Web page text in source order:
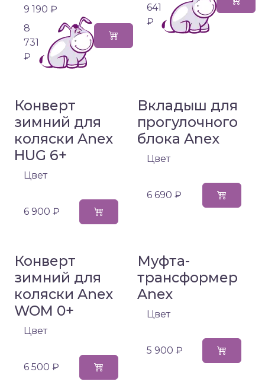
9 190 ₽
8
731
₽
641
₽
Конверт
зимний для
коляски Anex
HUG 6+
Цвет
6 900 ₽
Вкладыш для
прогулочного
блока Anex
Цвет
6 690 ₽
Конверт
зимний для
коляски Anex
WOM 0+
Цвет
6 500 ₽
Муфта-
трансформер
Anex
Цвет
5 900 ₽